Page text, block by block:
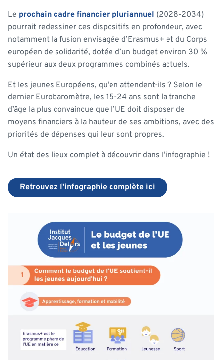
Le prochain cadre financier pluriannuel (2028-2034)
pourrait redessiner ces dispositifs en profondeur, avec
notamment la fusion envisagée d’Erasmus+ et du Corps
européen de solidarité, dotée d’un budget environ 30 %
supérieur aux deux programmes combinés actuels.
Et les jeunes Européens, qu’en attendent-ils ? Selon le
dernier Eurobaromètre, les 15-24 ans sont la tranche
d’âge la plus convaincue que l’UE doit disposer de
moyens financiers à la hauteur de ses ambitions, avec des
priorités de dépenses qui leur sont propres.
Un état des lieux complet à découvrir dans l’infographie !
Retrouvez l'infographie complète ici